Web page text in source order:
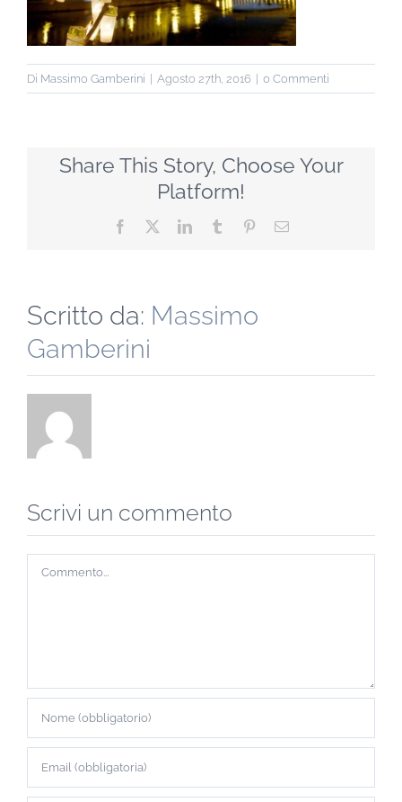
Di Massimo Gamberini Agosto 27th, 2016 0 Commenti
Share This Story, Choose Your
Platform!
Facebook LinkedInTumblr PinterestEmail
Scritto da: Massimo
Gamberini
Scrivi un commento
Commento